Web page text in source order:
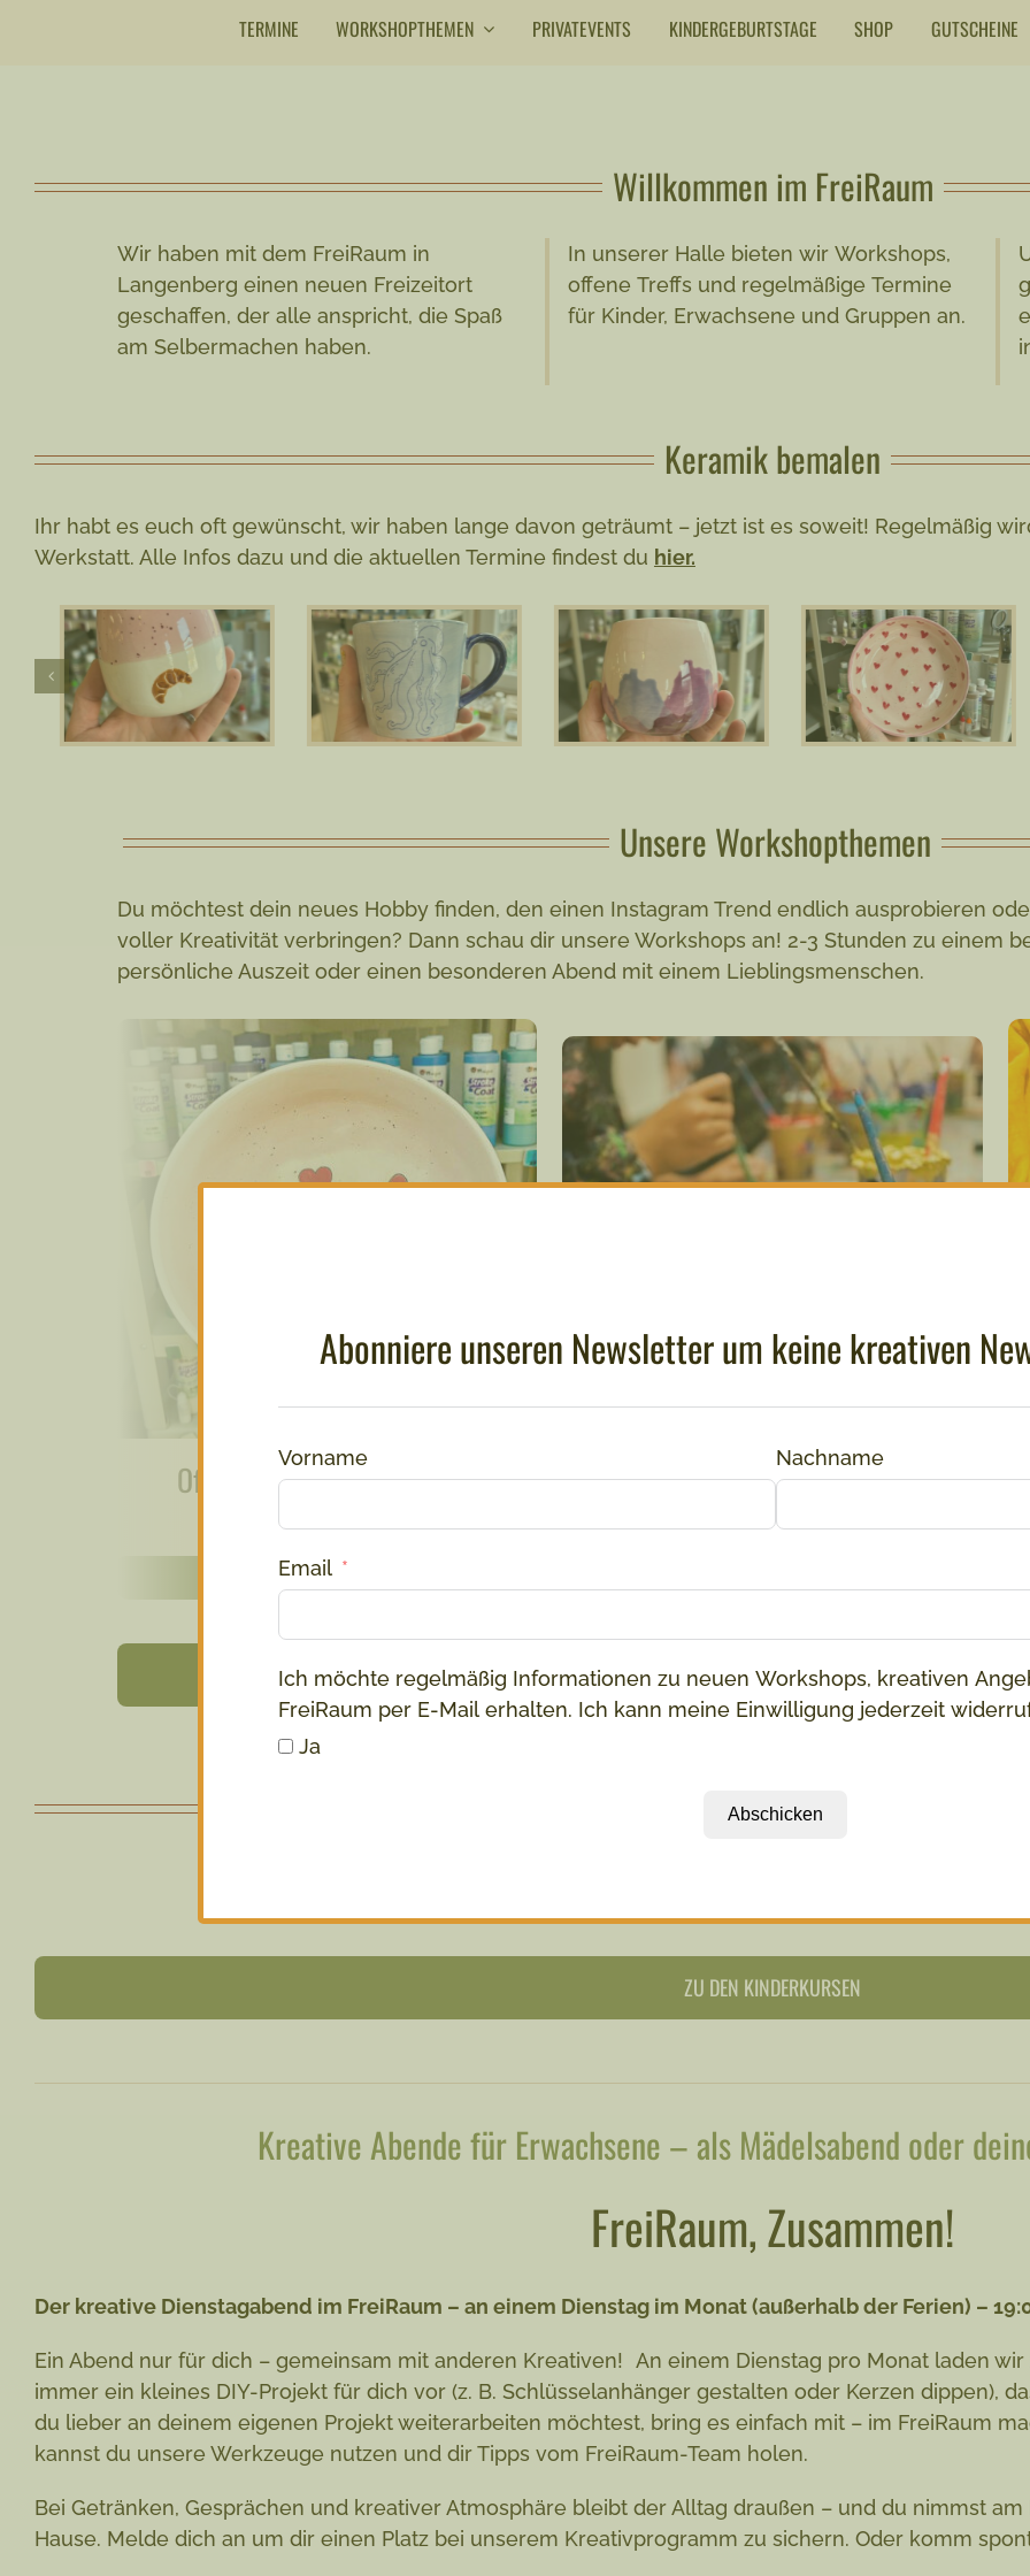
TERMINE WORKSHOPTHEMEN PRIVATEVENTS KINDERGEBURTSTAGE SHOP GUTSCHEINE
Willkommen im FreiRaum
Wir haben mit dem FreiRaum in
Langenberg einen neuen Freizeitort
geschaffen, der alle anspricht, die Spaß
am Selbermachen haben.
In unserer Halle bieten wir Workshops,
offene Treffs und regelmäßige Termine
für Kinder, Erwachsene und Gruppen an.
Keramik bemalen
Ihr habt es euch oft gewünscht, wir haben lange davon geträumt – jetzt ist es soweit! Regelmäßig
Werkstatt. Alle Infos dazu und die aktuellen Termine findest du hier.
Unsere Workshopthemen
Du möchtest dein neues Hobby finden, den einen Instagram Trend endlich ausprobieren
voller Kreativität verbringen? Dann schau dir unsere Workshops an! 2-3 Stunden zu einem
persönliche Auszeit oder einen besonderen Abend mit einem Lieblingsmenschen.
Offener Keramikabend – für
Fortgeschrittene
Mehr Infos
Erwachsene + Kind Kreativzeit
ALLE WORKSHOPTHEMEN
Unsere Kurse
ZU DEN KINDERKURSEN
Kreative Abende für Erwachsene – als Mädelsabend oder
FreiRaum, Zusammen!
Der kreative Dienstagabend im FreiRaum – an einem Dienstag im Monat (außerhalb der Ferien) –
Ein Abend nur für dich – gemeinsam mit anderen Kreativen! An einem Dienstag pro Monat laden
immer ein kleines DIY-Projekt für dich vor (z. B. Schlüsselanhänger gestalten oder Kerzen dippen),
du lieber an deinem eigenen Projekt weiterarbeiten möchtest, bring es einfach mit – im FreiRaum
kannst du unsere Werkzeuge nutzen und dir Tipps vom FreiRaum-Team holen.
Bei Getränken, Gesprächen und kreativer Atmosphäre bleibt der Alltag draußen – und du nimmst
Hause. Melde dich an um dir einen Platz bei unserem Kreativprogramm zu sichern. Oder komm
Abonniere unseren Newsletter um keine kreativen
Vorname Nachname
Email
Ich möchte regelmäßig Informationen zu neuen Workshops, kreativen
FreiRaum per E-Mail erhalten. Ich kann meine Einwilligung jederzeit
Ja
Abschicken